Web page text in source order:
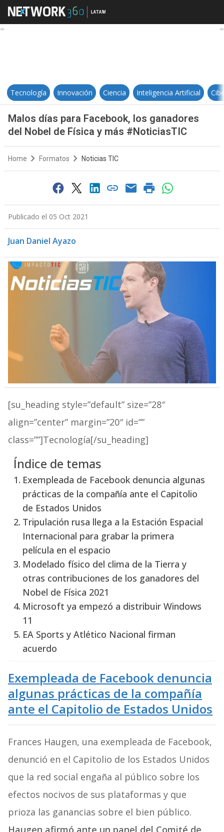
Malos días para Facebook, los
Tecnología Innovación Ciencia Inteligencia Artificial
Malos días para Facebook, los ganadores
del Nobel de Física y más #NoticiasTIC
Home Formatos Noticias TIC
Publicado el 05 Oct 2021
Juan Daniel Ayazo
[su_heading style=”default” size=”28″
align=”center” margin=”20″ id=””
class=””]Tecnología[/su_heading]
Índice de temas
Exempleada de Facebook denuncia algunas
prácticas de la compañía ante el Capitolio
de Estados Unidos
Tripulación rusa llega a la Estación Espacial
Internacional para grabar la primera
película en el espacio
Modelado físico del clima de la Tierra y
otras contribuciones de los ganadores del
Nobel de Física 2021
Microsoft ya empezó a distribuir Windows
11
EA Sports y Atlético Nacional firman
acuerdo
Exempleada de Facebook denuncia
algunas prácticas de la compañía
ante el Capitolio de Estados Unidos
Frances Haugen, una exempleada de Facebook,
denunció en el Capitolio de los Estados Unidos
que la red social engaña al público sobre los
efectos nocivos de sus plataformas y que
prioza las ganancias sobre el bien público.